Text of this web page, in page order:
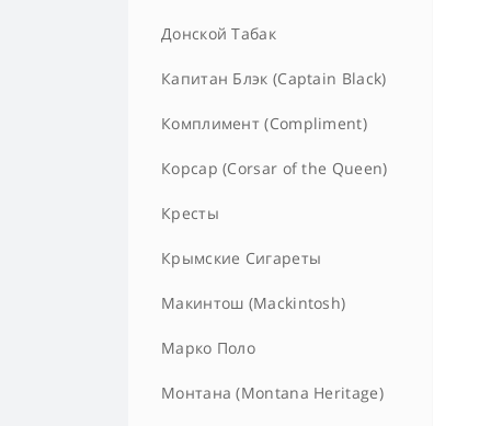
Донской Табак
Капитан Блэк (Captain Black)
Комплимент (Compliment)
Корсар (Corsar of the Queen)
Кресты
Крымские Сигареты
Макинтош (Mackintosh)
Марко Поло
Монтана (Montana Heritage)